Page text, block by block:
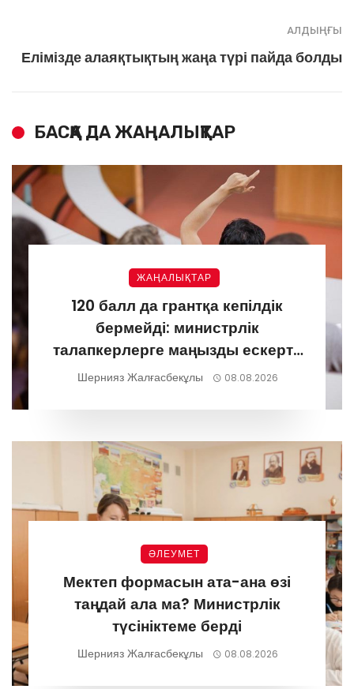
АЛДЫҢҒЫ
Елімізде алаяқтықтың жаңа түрі пайда болды
БАСҚА ДА ЖАҢАЛЫҚТАР
ЖАҢАЛЫҚТАР
120 балл да грантқа кепілдік
бермейді: министрлік
талапкерлерге маңызды ескерту
жасады
Шернияз Жалғасбекұлы 08.08.2026
ӘЛЕУМЕТ
Мектеп формасын ата-ана өзі
таңдай ала ма? Министрлік
түсініктеме берді
Шернияз Жалғасбекұлы 08.08.2026